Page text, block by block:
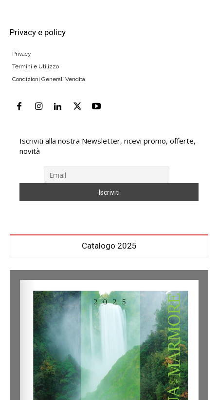
Privacy e policy
Privacy
Termini e Utilizzo
Condizioni Generali Vendita
Iscriviti alla nostra Newsletter, ricevi promo, offerte,
novità
Catalogo 2025